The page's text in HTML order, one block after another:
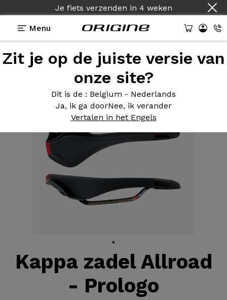
Je fiets verzenden in 4 weken
Menu
Zit je op de juiste versie van
onze site?
Dit is de : Belgium - Nederlands
Ja, ik ga doorNee, ik verander
Vertalen in het Engels
Uitrusting>Zadel > Kappa Ruimte Allroad
Kappa zadel Allroad
- Prologo